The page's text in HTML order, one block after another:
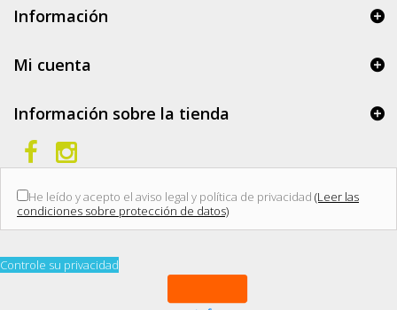
Información
Mi cuenta
Información sobre la tienda
He leído y acepto el aviso legal y política de privacidad (Leer las
condiciones sobre protección de datos)
Controle su privacidad